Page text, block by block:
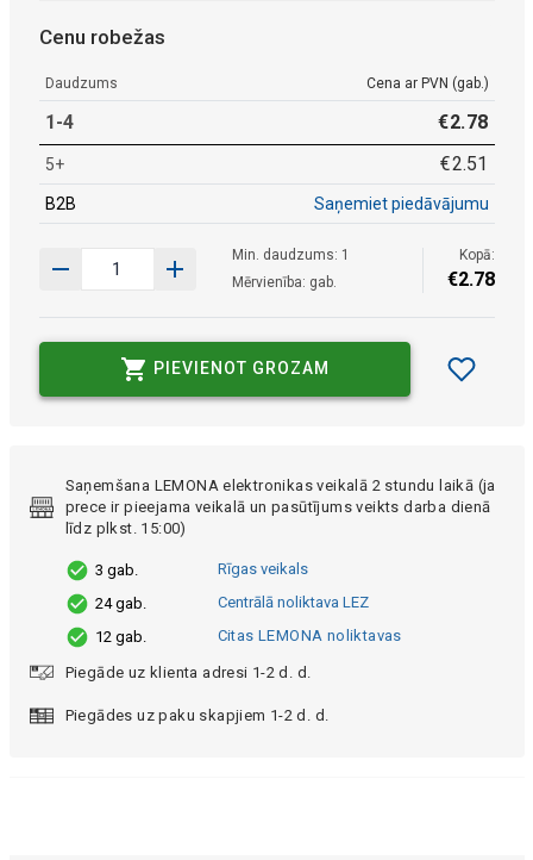
Cenu robežas
Daudzums Cena ar PVN (gab.)
1-4 €2.78
5+ €2.51
B2B Saņemiet piedāvājumu
Min. daudzums: 1
Mērvienība: gab.
Kopā:
€2.78
PIEVIENOT GROZAM
Saņemšana LEMONA elektronikas veikalā 2 stundu laikā (ja
prece ir pieejama veikalā un pasūtījums veikts darba dienā
līdz plkst. 15:00)
3 gab.
Rīgas veikals
24 gab.
Centrālā noliktava LEZ
12 gab.
Citas LEMONA noliktavas
Piegāde uz klienta adresi 1-2 d. d.
Piegādes uz paku skapjiem 1-2 d. d.